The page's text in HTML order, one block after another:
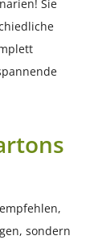
Sie
sondern